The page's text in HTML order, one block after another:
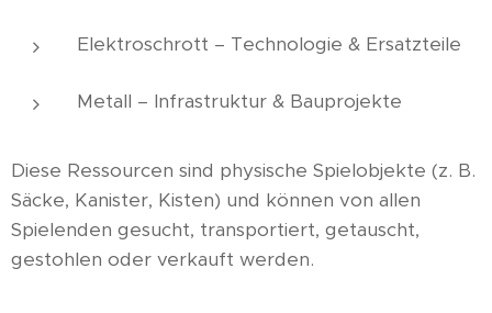
Elektroschrott – Technologie & Ersatzteile
Metall – Infrastruktur & Bauprojekte
Diese Ressourcen sind physische Spielobjekte (z. B.
Säcke, Kanister, Kisten) und können von allen
Spielenden gesucht, transportiert, getauscht,
gestohlen oder verkauft werden.